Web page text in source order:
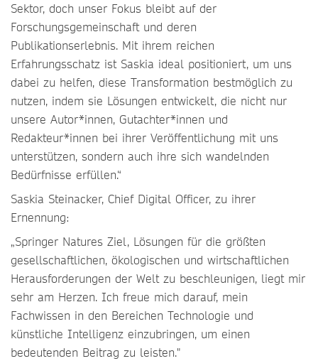
Sektor, doch unser Fokus bleibt auf der
Forschungsgemeinschaft und deren
Publikationserlebnis. Mit ihrem reichen
Erfahrungsschatz ist Saskia ideal positioniert, um uns
dabei zu helfen, diese Transformation bestmöglich zu
nutzen, indem sie Lösungen entwickelt, die nicht nur
unsere Autor*innen, Gutachter*innen und
Redakteur*innen bei ihrer Veröffentlichung mit uns
unterstützen, sondern auch ihre sich wandelnden
Bedürfnisse erfüllen.“
Saskia Steinacker, Chief Digital Officer, zu ihrer
Ernennung:
„Springer Natures Ziel, Lösungen für die größten
gesellschaftlichen, ökologischen und wirtschaftlichen
Herausforderungen der Welt zu beschleunigen, liegt mir
sehr am Herzen. Ich freue mich darauf, mein
Fachwissen in den Bereichen Technologie und
künstliche Intelligenz einzubringen, um einen
bedeutenden Beitrag zu leisten."